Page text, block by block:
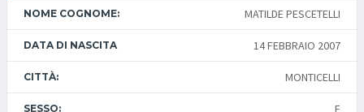
NOME COGNOME: MATILDE PESCETELLI
DATA DI NASCITA 14 FEBBRAIO 2007
CITTÀ: MONTICELLI
SESSO: F